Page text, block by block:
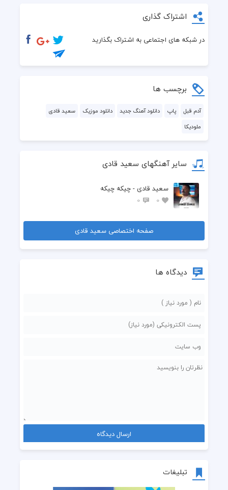
تبلیغات
  قول دادی بی من جایی نری
  بیا بشیم بازم مثل قدیم
اشتراک گذاری
در شبکه های اجتماعی به اشتراک بگذارید
برچسب ها
آدم قبل پاپ دانلود آهنگ جدید دانلود موزیک
سعید قادی
ملودیکا
سایر آهنگهای سعید قادی
سعید قادی - چیکه چیکه
0
0
صفحه اختصاصی سعید قادی
دیدگاه ها